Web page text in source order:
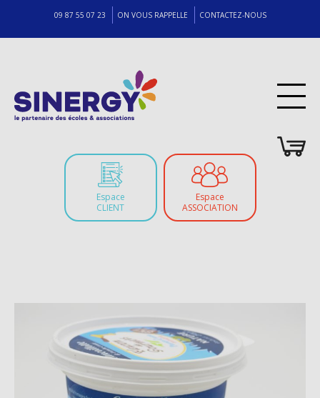
09 87 55 07 23 ON VOUS RAPPELLE CONTACTEZ-NOUS
Espace
CLIENT
Espace
ASSOCIATION